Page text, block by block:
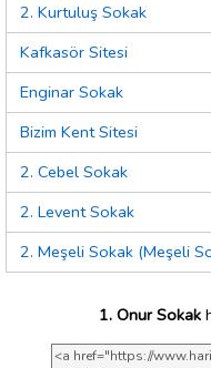
2. Kurtuluş Sokak
Kafkasör Sitesi
Enginar Sokak
Bizim Kent Sitesi
2. Cebel Sokak
2. Levent Sokak
2. Meşeli Sokak (Meşeli
1. Onur Sokak